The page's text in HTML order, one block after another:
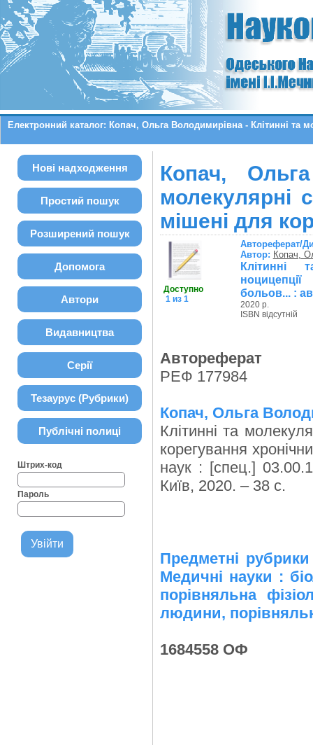
Електронний каталог: Копач, Ольга Володимирівна - Клітинні та
Нові надходження
Простий пошук
Розширений пошук
Допомога
Автори
Видавництва
Серії
Тезаурус (Рубрики)
Публічні полиці
Штрих-код
Пароль
Копач,
молекулярні
мішені для
Доступно
1 из 1
Автореферат/
Автор: Копач,
Клітинні
больов... :
2020 р.
ISBN відсутній
Автореферат
РЕФ 177984
Копач, Ольга
Клітинні та
корегування
наук : [спец.]
Київ, 2020. – 38 с.
Предметні
Медичні науки :
порівняльна
людини,
1684558 ОФ